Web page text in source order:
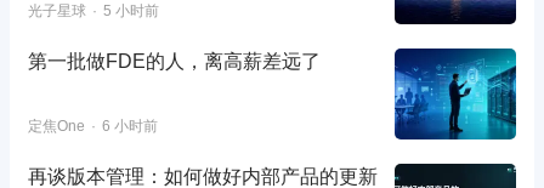
光子星球 5 小时前
第一批做FDE的人，离高薪差远了
定焦One 6 小时前
再谈版本管理：如何做好内部产品的更新